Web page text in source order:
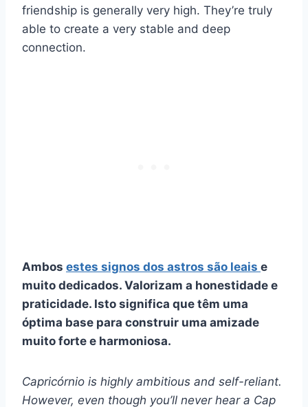
friendship is generally very high. They’re truly
able to create a very stable and deep
connection.
Ambos estes signos dos astros são leais e
muito dedicados. Valorizam a honestidade e
praticidade. Isto significa que têm uma
óptima base para construir uma amizade
muito forte e harmoniosa.
Capricórnio is highly ambitious and self-reliant.
However, even though you’ll never hear a Cap